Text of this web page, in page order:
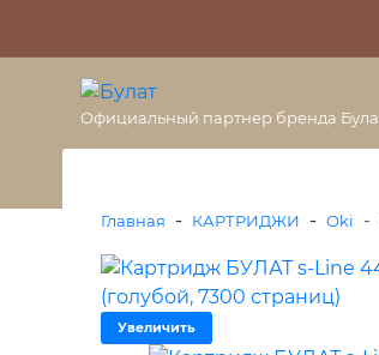
+7 (495) 477-56-25
Официальный партнер бренда
Главная - КАРТРИДЖИ - Oki -
Увеличить